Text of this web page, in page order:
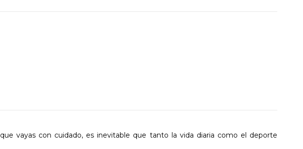
vayas con cuidado, es inevitable que tanto la vida diaria como el deporte